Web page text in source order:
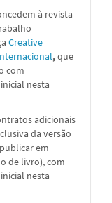
à revista
Creative
,que
com
nesta
adicionais
da versão
em
de livro), com
nesta